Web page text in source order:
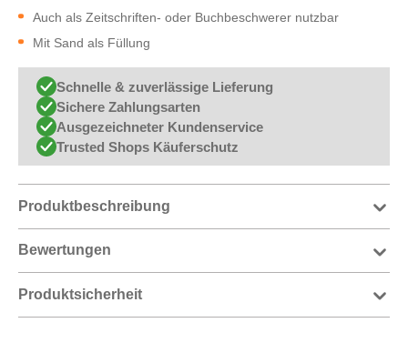
Auch als Zeitschriften- oder Buchbeschwerer nutzbar
Mit Sand als Füllung
Schnelle & zuverlässige Lieferung
Sichere Zahlungsarten
Ausgezeichneter Kundenservice
Trusted Shops Käuferschutz
Produktbeschreibung
Bewertungen
Produktsicherheit